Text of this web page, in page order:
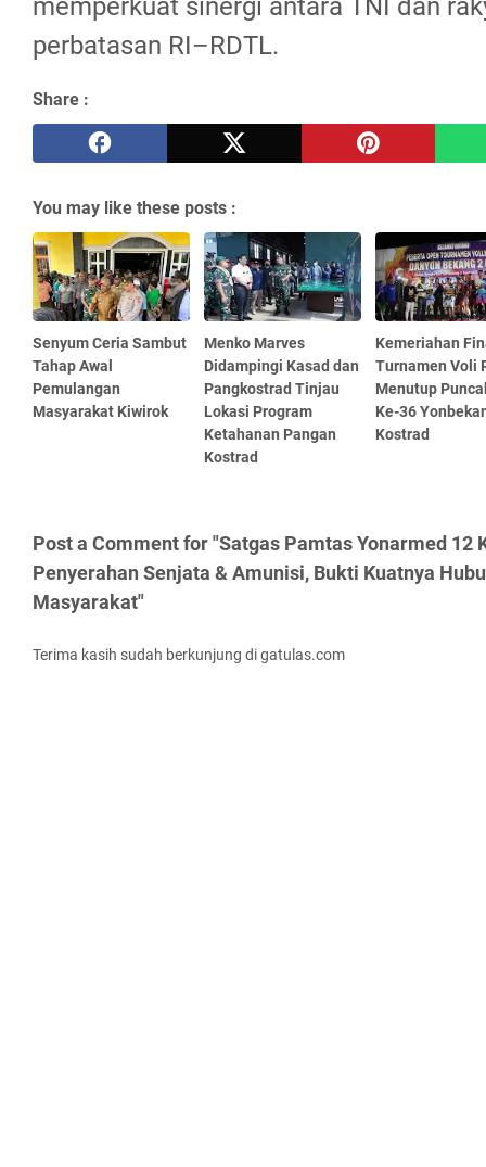
memperkuat sinergi antara TNI dan
perbatasan RI–RDTL.
Share :
You may like these posts :
Senyum Ceria Sambut
Tahap Awal
Pemulangan
Masyarakat Kiwirok
Menko Marves
Didampingi Kasad dan
Pangkostrad Tinjau
Lokasi Program
Ketahanan Pangan
Kostrad
Kemeriahan
Turnamen Voli
Menutup
Ke-36
Kostrad
Post a Comment for "Satgas Pamtas Yonarmed 12
Penyerahan Senjata & Amunisi, Bukti Kuatnya
Masyarakat"
Terima kasih sudah berkunjung di gatulas.com